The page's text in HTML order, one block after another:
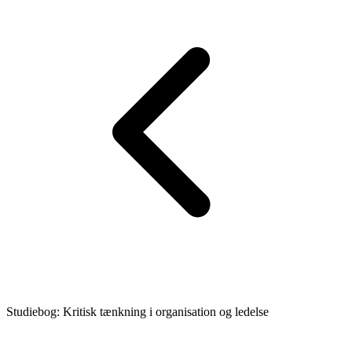
Studiebog: Kritisk tænkning i organisation og ledelse